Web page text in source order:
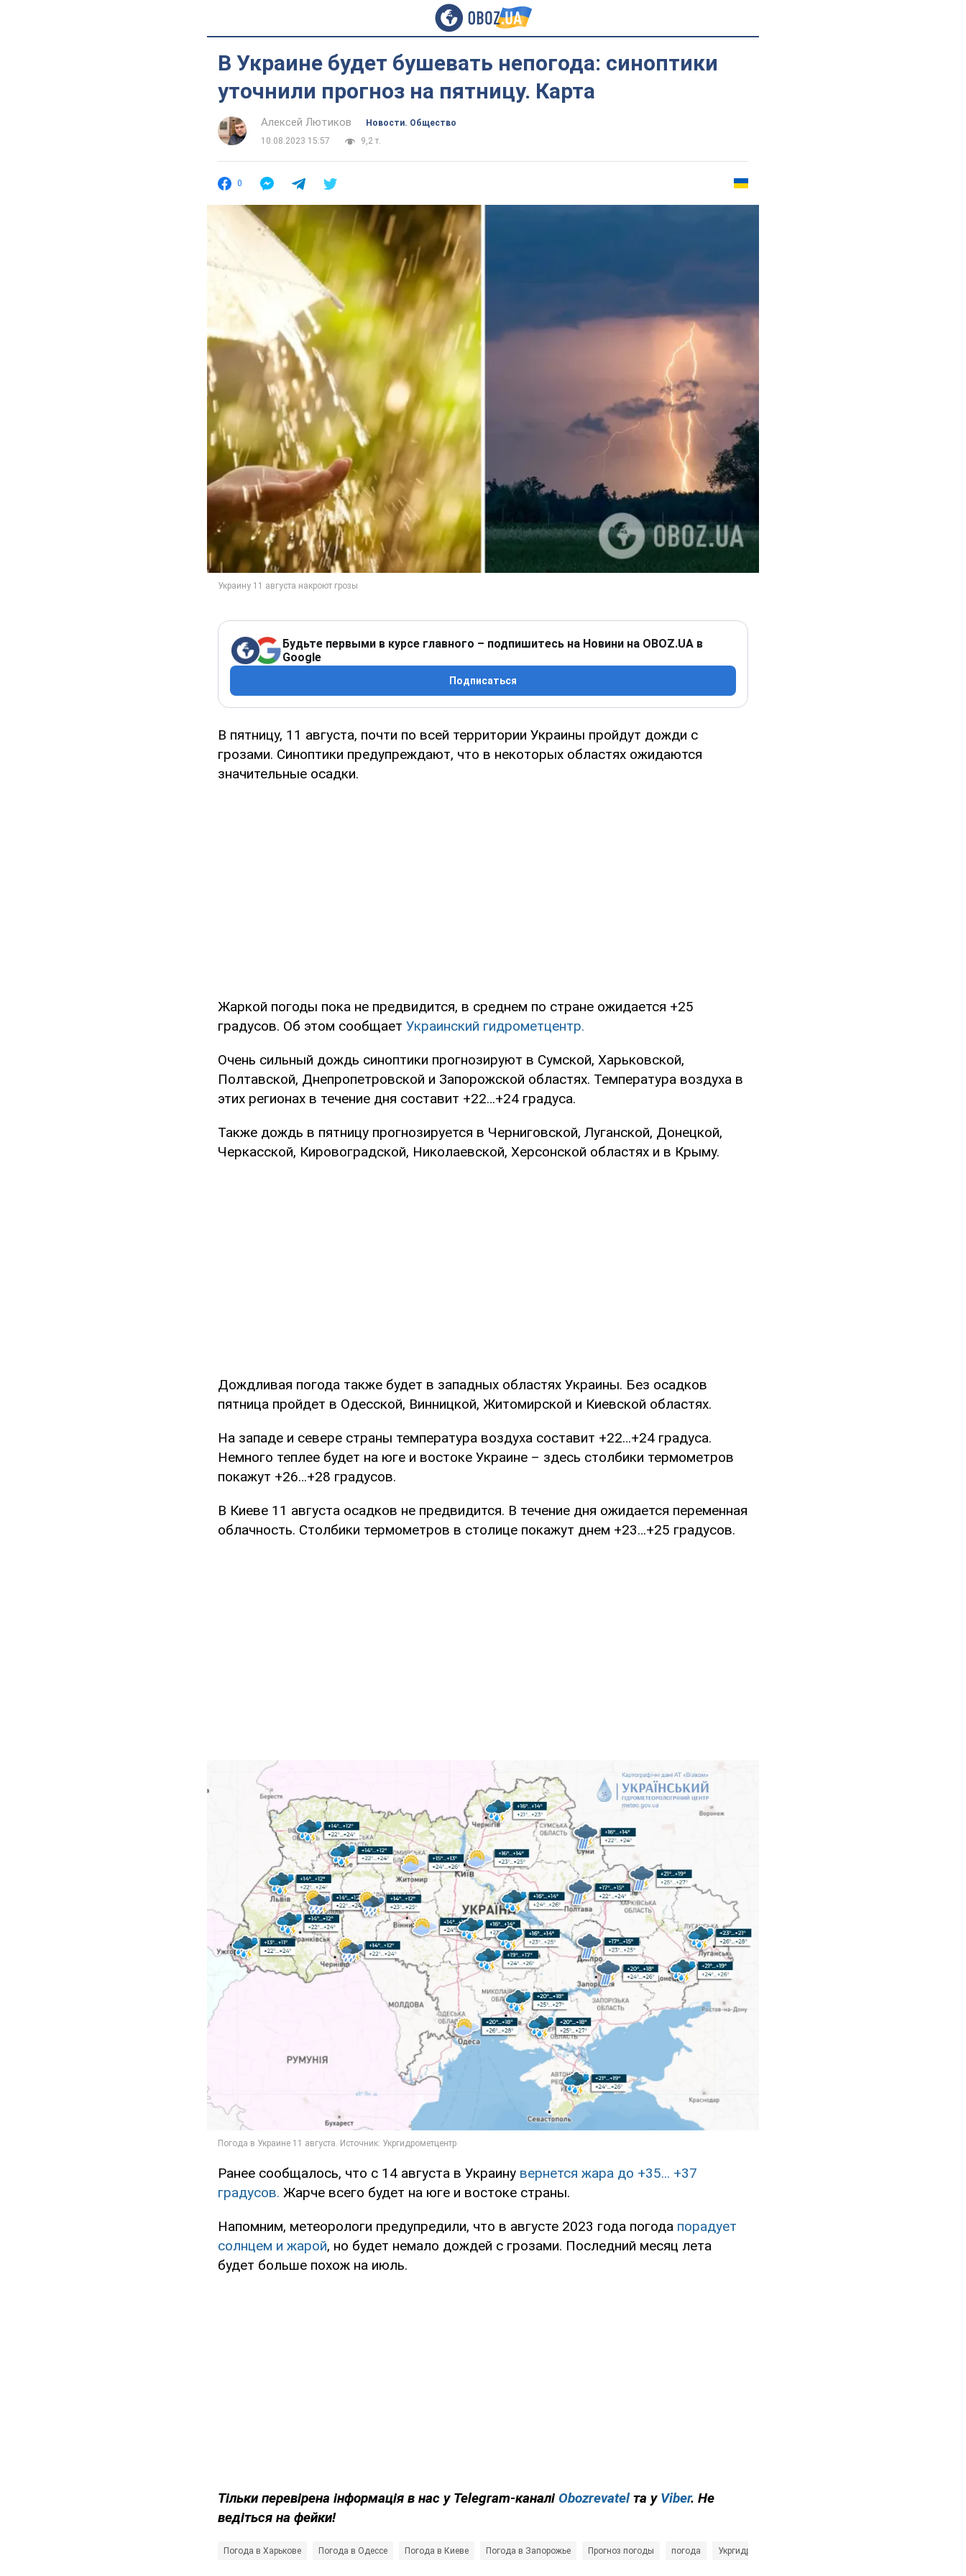
В Украине будет бушевать непогода: синоптики
уточнили прогноз на пятницу. Карта
Алексей Лютиков
Новости. Общество
10.08.2023 15:57
9,2 т.
0
Будьте первыми в курсе главного – подпишитесь на Новини на OBOZ.UA в
Google
Подписаться
В пятницу, 11 августа, почти по всей территории Украины пройдут дожди с
грозами. Синоптики предупреждают, что в некоторых областях ожидаются
значительные осадки.
Жаркой погоды пока не предвидится, в среднем по стране ожидается +25
градусов. Об этом сообщает Украинский гидрометцентр.
Очень сильный дождь синоптики прогнозируют в Сумской, Харьковской,
Полтавской, Днепропетровской и Запорожской областях. Температура воздуха в
этих регионах в течение дня составит +22…+24 градуса.
Также дождь в пятницу прогнозируется в Черниговской, Луганской, Донецкой,
Черкасской, Кировоградской, Николаевской, Херсонской областях и в Крыму.
Дождливая погода также будет в западных областях Украины. Без осадков
пятница пройдет в Одесской, Винницкой, Житомирской и Киевской областях.
На западе и севере страны температура воздуха составит +22…+24 градуса.
Немного теплее будет на юге и востоке Украине – здесь столбики термометров
покажут +26…+28 градусов.
В Киеве 11 августа осадков не предвидится. В течение дня ожидается переменная
облачность. Столбики термометров в столице покажут днем +23…+25 градусов.
Ранее сообщалось, что с 14 августа в Украину вернется жара до +35... +37
градусов. Жарче всего будет на юге и востоке страны.
Напомним, метеорологи предупредили, что в августе 2023 года погода порадует
солнцем и жарой, но будет немало дождей с грозами. Последний месяц лета
будет больше похож на июль.
Тільки перевірена інформація в нас у Telegram-каналі Obozrevatelта у Viber. Не
ведіться на фейки!
Погода в Харькове Погода в Одессе Погода в Киеве Погода в Запорожье Прогноз погоды погода Укргидрометцентр